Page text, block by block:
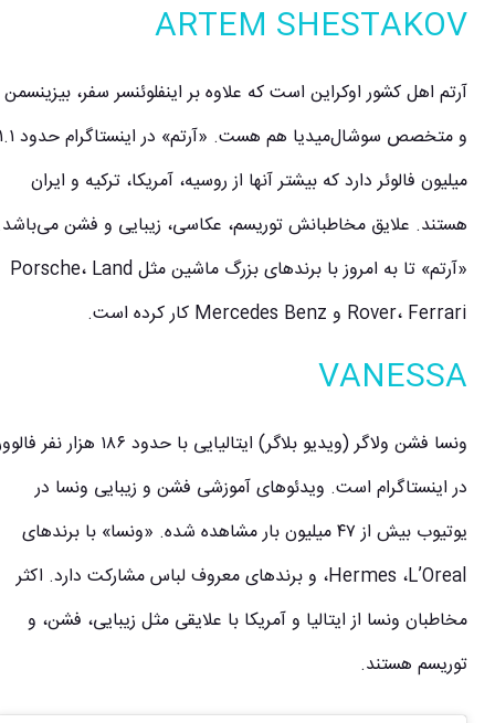
ARTEM SHESTAKOV
آرتم اهل کشور اوکراین است که علاوه بر اینفلوئنسر سفر، بیزینسمن
و متخصص سوشال‌میدیا هم هست. «آرتم» در اینستاگرام حدود ۱.۱
میلیون فالوئر دارد که بیشتر آنها از روسیه، آمریکا، ترکیه و ایران
هستند. علایق مخاطبانش توریسم، عکاسی، زیبایی و فشن می‌باشد.
«آرتم» تا به امروز با برندهای بزرگ ماشین مثل Porsche، Land
Rover، Ferrari و Mercedes Benz کار کرده است.
VANESSA
ونسا فشن ولاگر (ویدیو بلاگر) ایتالیایی با حدود ۱۸۶ هزار نفر فالوور
در اینستاگرام است. ویدئوهای آموزشی فشن و زیبایی ونسا در
یوتیوب بیش از ۴۷ میلیون بار مشاهده شده. «ونسا» با برندهای
Hermes ،L’Oreal، و برندهای معروف لباس مشارکت دارد. اکثر
مخاطبان ونسا از ایتالیا و آمریکا با علایقی مثل زیبایی، فشن، و
توریسم هستند.